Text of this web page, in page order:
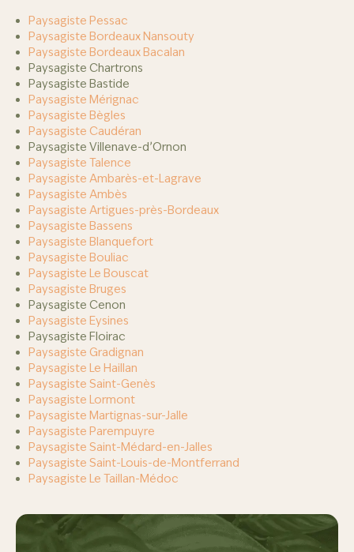
Paysagiste Pessac
Paysagiste Bordeaux Nansouty
Paysagiste Bordeaux Bacalan
Paysagiste Chartrons
Paysagiste Bastide
Paysagiste Mérignac
Paysagiste Bègles
Paysagiste Caudéran
Paysagiste Villenave-d’Ornon
Paysagiste Talence
Paysagiste Ambarès-et-Lagrave
Paysagiste Ambès
Paysagiste Artigues-près-Bordeaux
Paysagiste Bassens
Paysagiste Blanquefort
Paysagiste Bouliac
Paysagiste Le Bouscat
Paysagiste Bruges
Paysagiste Cenon
Paysagiste Eysines
Paysagiste Floirac
Paysagiste Gradignan
Paysagiste Le Haillan
Paysagiste Saint-Genès
Paysagiste Lormont
Paysagiste Martignas-sur-Jalle
Paysagiste Parempuyre
Paysagiste Saint-Médard-en-Jalles
Paysagiste Saint-Louis-de-Montferrand
Paysagiste Le Taillan-Médoc